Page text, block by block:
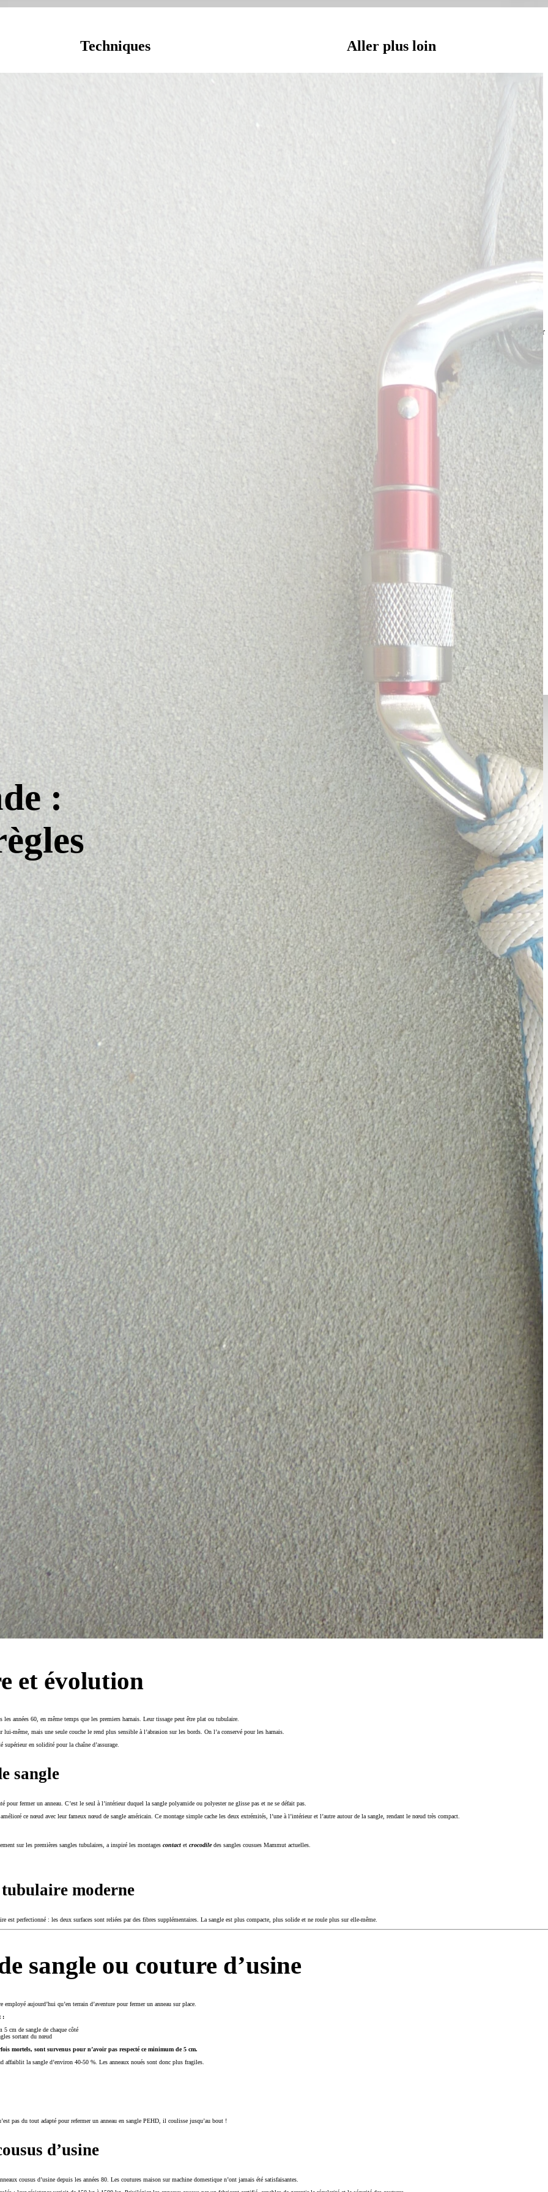
Techniques
Relais en escalade : sécuriser la cordée à chaque
Relais en escalade : sécuriser la cordée à chaque
Descente en rappel
Descente en rappel : techniques et sécurité
essentielles
Jonction de cordes
Lier deux cordes ensemble pour descendre au
Aller plus loin
secours en montagne
Les bons réflexes même sans
Déplacement sur glacier
Encordement, nœuds de
Tous les noeuds
Tous les noeuds de bases pour
l'escalade et l'alpinisme
Lire l'article
Histoire du rappel
De Dülfer aux descendeurs
modernes
Lire l'article
:
et évolution
les années 60, en même temps que les premiers harnais. Leur tissage peut être plat ou tubulaire.
lui-même, mais une seule couche le rend plus sensible à l’abrasion sur les bords. On l’a conservé pour les harnais.
supérieur en solidité pour la chaîne d’assurage.
sangle
pour fermer un anneau. C’est le seul à l’intérieur duquel la sangle polyamide ou polyester ne glisse pas et ne se défait pas.
ce nœud avec leur fameux nœud de sangle américain. Ce montage simple cache les deux extrémités, l’une à l’intérieur et l’autre autour de la sangle, rendant le nœud très compact.
sur les premières sangles tubulaires, a inspiré les montages contact et crocodiledes sangles cousues Mammut actuelles.
moderne
est perfectionné : les deux surfaces sont reliées par des fibres supplémentaires. La sangle est plus compacte, plus solide et ne roule plus sur elle-même.
sangle ou couture d’usine
employé aujourd’hui qu’en terrain d’aventure pour fermer un anneau sur place.
:
5 cm de sangle de chaque côté
sortant du nœud
mortels, sont survenus pour n’avoir pas respecté ce minimum de 5 cm.
affaiblit la sangle d’environ 40-50 %. Les anneaux noués sont donc plus fragiles.
pas du tout adapté pour refermer un anneau en sangle PEHD, il coulisse jusqu’au bout !
d’usine
cousus d’usine depuis les années 80. Les coutures maison sur machine domestique n’ont jamais été satisfaisantes.